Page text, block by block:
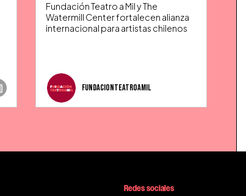
Fundación Teatro a Mil y The
Watermill Center fortalecen alianza
internacional para artistas chilenos
fundacionteatroamil
Redes sociales